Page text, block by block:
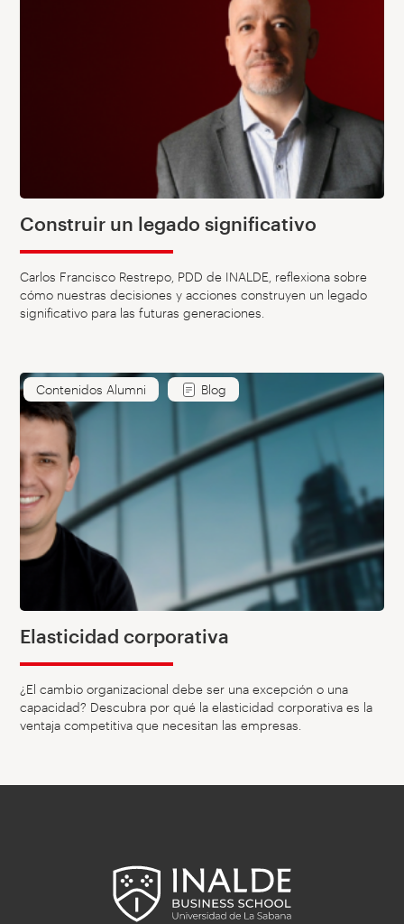
Construir un legado significativo
Carlos Francisco Restrepo, PDD de INALDE, reflexiona sobre
cómo nuestras decisiones y acciones construyen un legado
significativo para las futuras generaciones.
Contenidos Alumni Blog
Elasticidad corporativa
¿El cambio organizacional debe ser una excepción o una
capacidad? Descubra por qué la elasticidad corporativa es la
ventaja competitiva que necesitan las empresas.